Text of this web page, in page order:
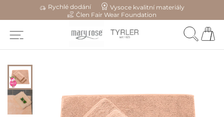
Rychlé dodání
Vysoce kvalitní materiály
Člen Fair Wear Foundation